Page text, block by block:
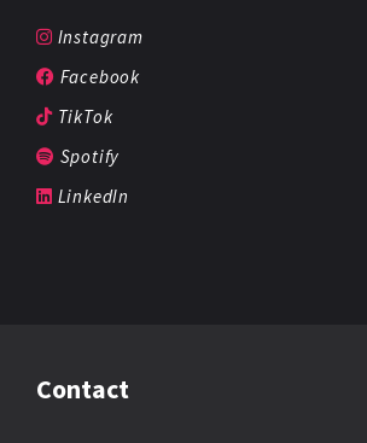
Instagram
Facebook
TikTok
Spotify
LinkedIn
Contact